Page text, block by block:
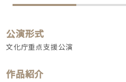
公演形式
文化庁重点支援公演
作品紹介